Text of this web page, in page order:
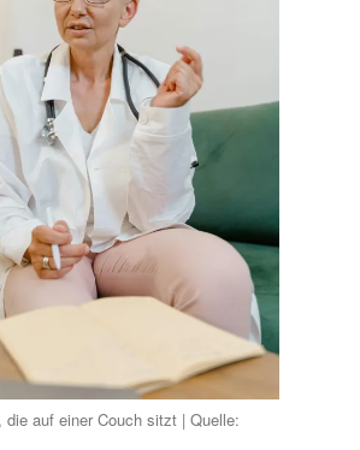
die auf einer Couch sitzt | Quelle: